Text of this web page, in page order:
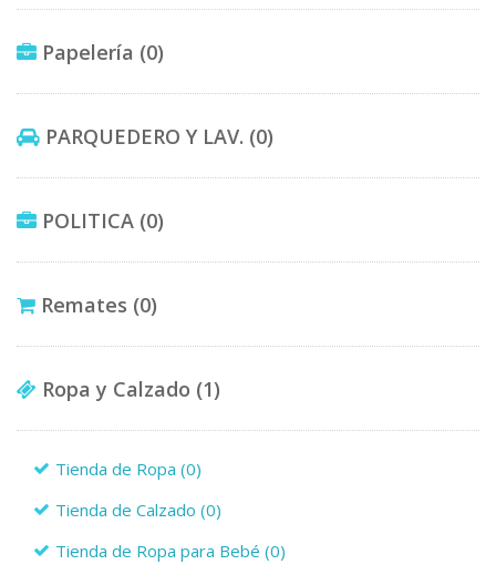
Papelería (0)
PARQUEDERO Y LAV. (0)
POLITICA (0)
Remates (0)
Ropa y Calzado (1)
Tienda de Ropa
(0)
Tienda de Calzado
(0)
Tienda de Ropa para Bebé
(0)